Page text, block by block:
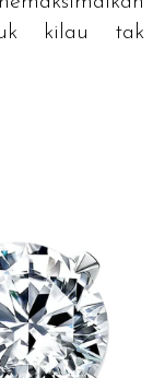
kilau tak